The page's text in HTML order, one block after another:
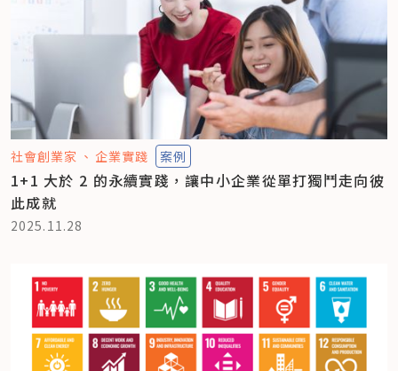
社會創業家 企業實踐 案例
1+1 大於 2 的永續實踐，讓中小企業從單打獨鬥走向彼
此成就
2025.11.28